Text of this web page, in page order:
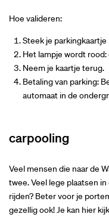
Hoe valideren:
Steek je
Het lampje wordt
Neem je kaartje terug.
Betaling van parking:
automaat in de
carpooling
Veel mensen die naar de
twee. Veel lege plaatsen
rijden? Beter voor je
gezellig ook! Je kan hier